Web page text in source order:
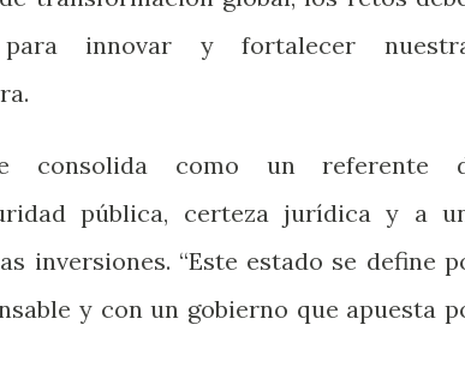
innovar y fortalecer
consolida como un referente
pública, certeza jurídica y a
inversiones. “Este estado se define
y con un gobierno que apuesta